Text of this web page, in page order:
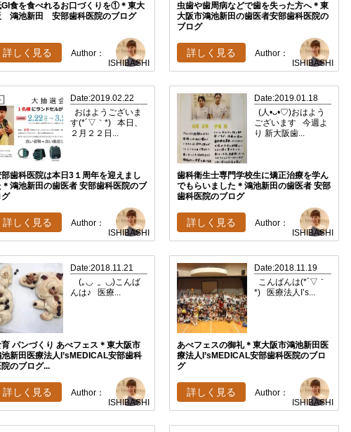
GI食を食べれるお口づくりを①＊東大
鴻池新田 安部歯科医院のブログ
Author：
ISHIBASHI
詳しく見る
虫歯や歯周病などで歯を失った方へ＊東
大阪市鴻池新田の歯医者安部歯科医院の
ブログ
Author：
ISHIBASHI
詳しく見る
Date:2019.02.22
おはようございま
す(*´▽｀*) 本日、
２月２２日...
歯科医院は本日3１周年を迎えまし
鴻池新田の歯医者 安部歯科医院のブ
Author：
ISHIBASHI
詳しく見る
Date:2019.01.18
(人•ᴗ•♡)おはよう
ございます 今週よ
り 新大阪歯...
歯科衛生士専門学校生に矯正治療を学ん
でもらいました＊鴻池新田の歯医者 安部
歯科医院のブログ
Author：
ISHIBASHI
詳しく見る
Date:2018.11.21
(｡◡ ‿ ◡)こんば
んは♪ 医療...
パンづくり あべフェス＊東大阪市
新田医療法人I’sMEDICAL安部歯科
のブログ...
Author：
ISHIBASHI
詳しく見る
Date:2018.11.19
こんばんは(*´▽｀
*) 医療法人I’s...
あべフェスの御礼＊東大阪市鴻池新田医
療法人I’sMEDICAL安部歯科医院のブロ
グ
Author：
ISHIBASHI
詳しく見る